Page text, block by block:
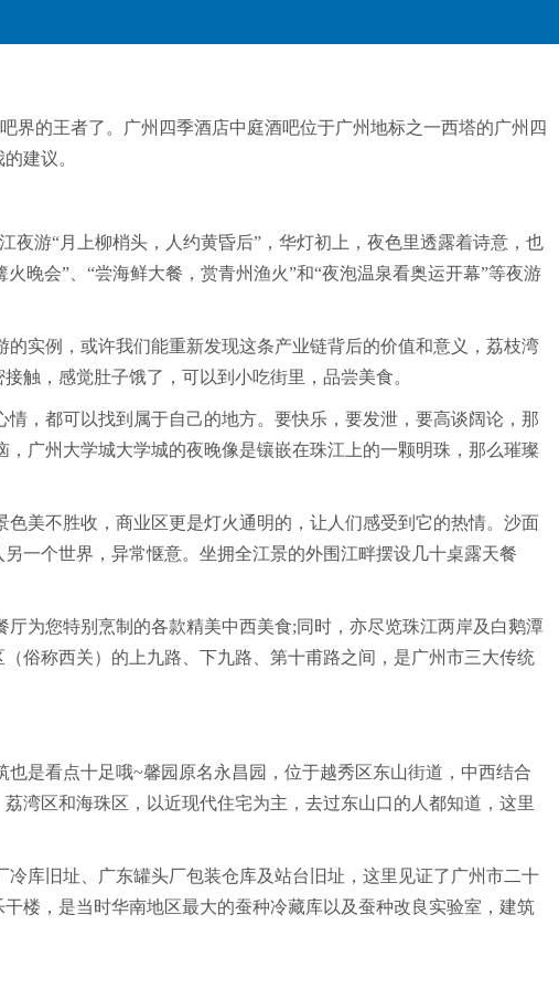
界的王者了。广州四季酒店中庭酒吧位于广州地标之一西塔的广州四
建议。
夜游“月上柳梢头，人约黄昏后”，华灯初上，夜色里透露着诗意，也
晚会”、“尝海鲜大餐，赏青州渔火”和“夜泡温泉看奥运开幕”等夜游
实例，或许我们能重新发现这条产业链背后的价值和意义，荔枝湾
触，感觉肚子饿了，可以到小吃街里，品尝美食。
，都可以找到属于自己的地方。要快乐，要发泄，要高谈阔论，那
广州大学城大学城的夜晚像是镶嵌在珠江上的一颗明珠，那么璀璨
美不胜收，商业区更是灯火通明的，让人们感受到它的热情。沙面
一个世界，异常惬意。坐拥全江景的外围江畔摆设几十桌露天餐
为您特别烹制的各款精美中西美食;同时，亦尽览珠江两岸及白鹅潭
俗称西关）的上九路、下九路、第十甫路之间，是广州市三大传统
是看点十足哦~馨园原名永昌园，位于越秀区东山街道，中西结合
湾区和海珠区，以近现代住宅为主，去过东山口的人都知道，这里
库旧址、广东罐头厂包装仓库及站台旧址，这里见证了广州市二十
楼，是当时华南地区最大的蚕种冷藏库以及蚕种改良实验室，建筑